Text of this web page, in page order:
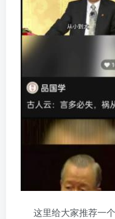
这里给大家推荐一